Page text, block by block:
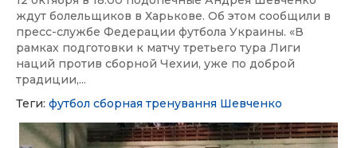
ждут болельщиков в Харькове. Об этом сообщили в
пресс-службе Федерации футбола Украины. «В
рамках подготовки к матчу третьего тура Лиги
наций против сборной Чехии, уже по доброй
традиции,...
Теги: футбол сборная тренування Шевченко